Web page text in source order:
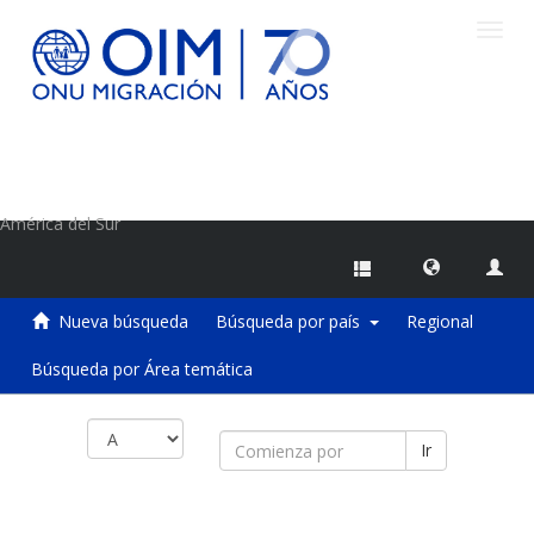
América del Sur
Nueva búsqueda Búsqueda por país Regional
Búsqueda por Área temática
Ir